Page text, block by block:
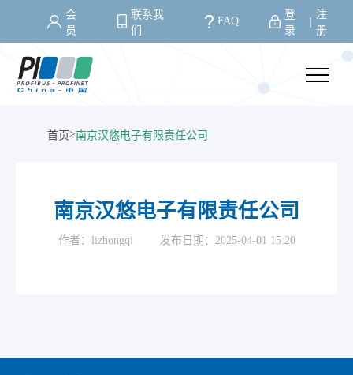
会
员
联系我
们
FAQ
登
录
注
册
首页>南京汉悠电子有限责任公司
南京汉悠电子有限责任公司
作者：lizhongqi 发布日期：2025-04-01 15:20